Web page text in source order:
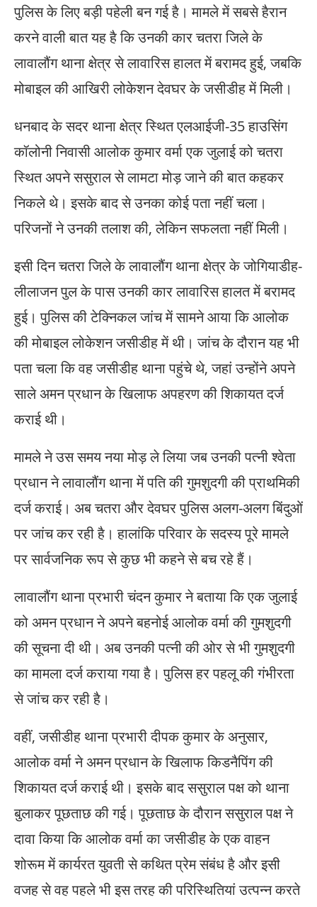
पुलिस के लिए बड़ी पहेली बन गई है। मामले में सबसे हैरान
करने वाली बात यह है कि उनकी कार चतरा जिले के
लावालौंग थाना क्षेत्र से लावारिस हालत में बरामद हुई, जबकि
मोबाइल की आखिरी लोकेशन देवघर के जसीडीह में मिली।
धनबाद के सदर थाना क्षेत्र स्थित एलआईजी-35 हाउसिंग
कॉलोनी निवासी आलोक कुमार वर्मा एक जुलाई को चतरा
स्थित अपने ससुराल से लामटा मोड़ जाने की बात कहकर
निकले थे। इसके बाद से उनका कोई पता नहीं चला।
परिजनों ने उनकी तलाश की, लेकिन सफलता नहीं मिली।
इसी दिन चतरा जिले के लावालौंग थाना क्षेत्र के जोगियाडीह-
लीलाजन पुल के पास उनकी कार लावारिस हालत में बरामद
हुई। पुलिस की टेक्निकल जांच में सामने आया कि आलोक
की मोबाइल लोकेशन जसीडीह में थी। जांच के दौरान यह भी
पता चला कि वह जसीडीह थाना पहुंचे थे, जहां उन्होंने अपने
साले अमन प्रधान के खिलाफ अपहरण की शिकायत दर्ज
कराई थी।
मामले ने उस समय नया मोड़ ले लिया जब उनकी पत्नी श्वेता
प्रधान ने लावालौंग थाना में पति की गुमशुदगी की प्राथमिकी
दर्ज कराई। अब चतरा और देवघर पुलिस अलग-अलग बिंदुओं
पर जांच कर रही है। हालांकि परिवार के सदस्य पूरे मामले
पर सार्वजनिक रूप से कुछ भी कहने से बच रहे हैं।
लावालौंग थाना प्रभारी चंदन कुमार ने बताया कि एक जुलाई
को अमन प्रधान ने अपने बहनोई आलोक वर्मा की गुमशुदगी
की सूचना दी थी। अब उनकी पत्नी की ओर से भी गुमशुदगी
का मामला दर्ज कराया गया है। पुलिस हर पहलू की गंभीरता
से जांच कर रही है।
वहीं, जसीडीह थाना प्रभारी दीपक कुमार के अनुसार,
आलोक वर्मा ने अमन प्रधान के खिलाफ किडनैपिंग की
शिकायत दर्ज कराई थी। इसके बाद ससुराल पक्ष को थाना
बुलाकर पूछताछ की गई। पूछताछ के दौरान ससुराल पक्ष ने
दावा किया कि आलोक वर्मा का जसीडीह के एक वाहन
शोरूम में कार्यरत युवती से कथित प्रेम संबंध है और इसी
वजह से वह पहले भी इस तरह की परिस्थितियां उत्पन्न करते